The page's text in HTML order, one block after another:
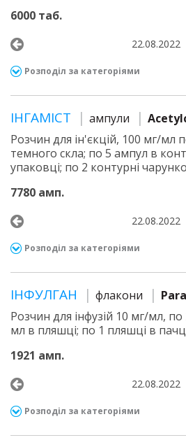
6000 таб.
22.08.2022
Розподіл за категоріями
ІНГАМІСТ ампули
Розчин для ін'єкцій, 100 мг/мл
темного скла; по 5 ампул в
упаковці; по 2 контурні
7780 амп.
22.08.2022
Розподіл за категоріями
ІНФУЛГАН флакони
Розчин для інфузій 10 мг/мл,
мл в пляшці; по 1 пляшці в
1921 амп.
22.08.2022
Розподіл за категоріями